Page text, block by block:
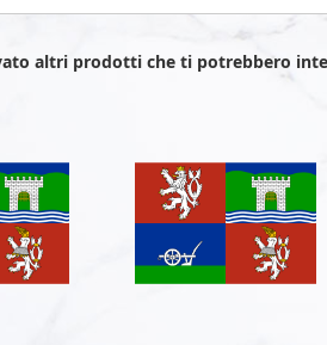
altri prodotti che ti potrebbero